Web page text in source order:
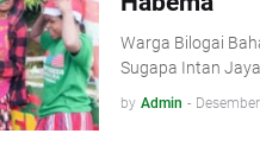
Warga Bilogai
Sugapa Intan Jaya
by Admin -